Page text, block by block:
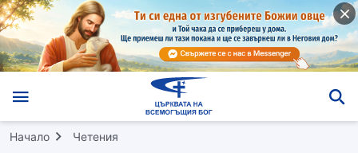
Начало Четения